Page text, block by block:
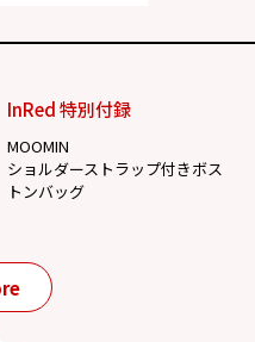
InRed 特別付録
MOOMIN
ショルダーストラップ付きボス
トンバッグ